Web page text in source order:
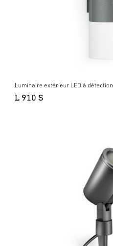
Luminaire extérieur LED à détection
L 910 S